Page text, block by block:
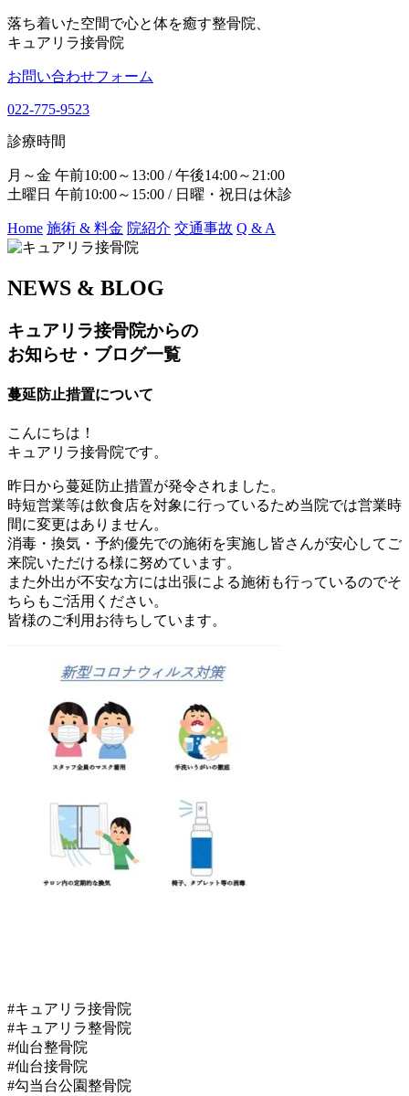
落ち着いた空間で心と体を癒す整骨院、
キュアリラ接骨院
お問い合わせフォーム
022-775-9523
診療時間
月～金 午前10:00～13:00 / 午後14:00～21:00
土曜日 午前10:00～15:00 / 日曜・祝日は休診
Home 施術 & 料金 院紹介 交通事故 Q & A
NEWS & BLOG
キュアリラ接骨院からの
お知らせ・ブログ一覧
蔓延防止措置について
こんにちは！
キュアリラ接骨院です。
昨日から蔓延防止措置が発令されました。
時短営業等は飲食店を対象に行っているため当院では営業時
間に変更はありません。
消毒・換気・予約優先での施術を実施し皆さんが安心してご
来院いただける様に努めています。
また外出が不安な方には出張による施術も行っているのでそ
ちらもご活用ください。
皆様のご利用お待ちしています。
#キュアリラ接骨院
#キュアリラ整骨院
#仙台整骨院
#仙台接骨院
#勾当台公園整骨院